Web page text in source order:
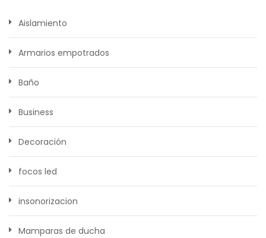
Aislamiento
Armarios empotrados
Baño
Business
Decoración
focos led
insonorizacion
Mamparas de ducha